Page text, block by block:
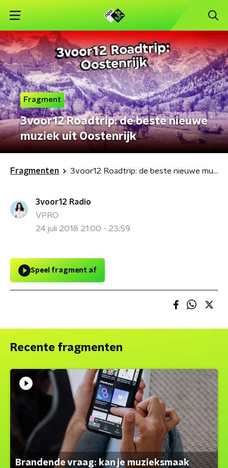
Fragment
3voor12 Roadtrip: de beste nieuwe
muziek uit Oostenrijk
Fragmenten 3voor12 Roadtrip: de beste nieuwe muziek uit Oostenrijk
3voor12 Radio
VPRO
24 juli 2018 21:00 - 23:59
Speel fragment af
Recente fragmenten
Brandende vraag: kan je muzieksmaak